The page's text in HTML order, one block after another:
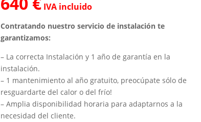
IVA incluido
Contratando nuestro servicio de instalación te
garantizamos:
– La correcta Instalación y 1 año de garantía en la
instalación.
– 1 mantenimiento al año gratuito, preocúpate sólo de
resguardarte del calor o del frío!
– Amplia disponibilidad horaria para adaptarnos a la
necesidad del cliente.